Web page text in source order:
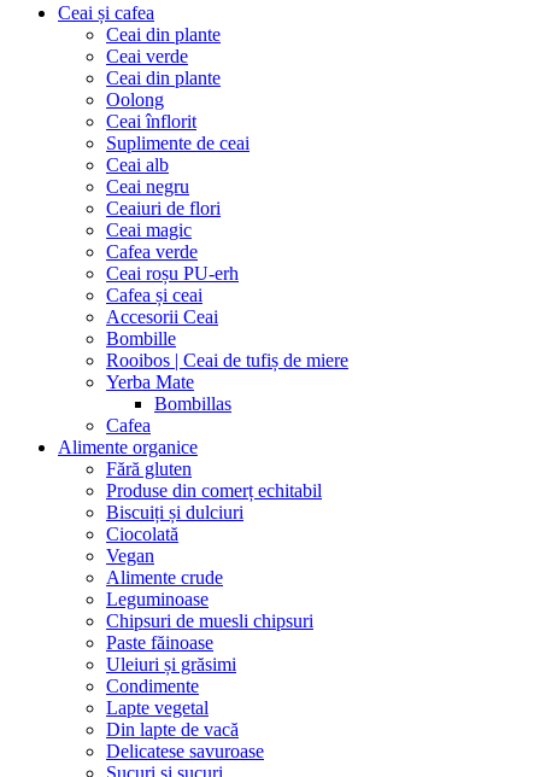
Ceai și cafea
Ceai din plante
Ceai verde
Ceai din plante
Oolong
Ceai înflorit
Suplimente de ceai
Ceai alb
Ceai negru
Ceaiuri de flori
Ceai magic
Cafea verde
Ceai roșu PU-erh
Cafea și ceai
Accesorii Ceai
Bombille
Rooibos | Ceai de tufiș de miere
Yerba Mate
Bombillas
Cafea
Alimente organice
Fără gluten
Produse din comerț echitabil
Biscuiți și dulciuri
Ciocolată
Vegan
Alimente crude
Leguminoase
Chipsuri de muesli chipsuri
Paste făinoase
Uleiuri și grăsimi
Condimente
Lapte vegetal
Din lapte de vacă
Delicatese savuroase
Sucuri și sucuri